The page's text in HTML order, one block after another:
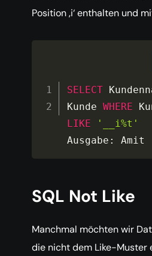
Position ‚i‘ enthalten und
SELECT
Kunde WHERE
LIKE
'__i%t'
Ausgabe : Amit
SQL Not Like
Manchmal möchten wir
die nicht dem Like-Muster